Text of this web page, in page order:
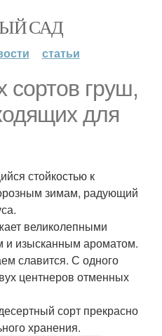
САД
статьи
сортов груш,
для
стойкостью к
зимам, радующий
великолепными
и изысканным ароматом.
славится. С одного
центнеров отменных
сорт прекрасно
хранения.